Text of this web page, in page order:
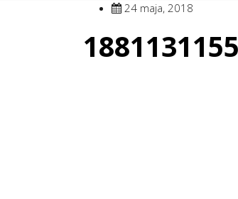
24 maja, 2018